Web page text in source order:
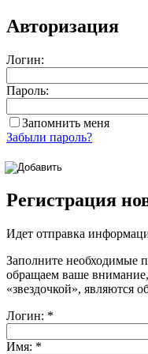
Авторизация
Логин:
Пароль:
Запомнить меня
Забыли пароль?
Регистрация
Идет отправка
Заполните необходимые
обращаем ваше
«звездочкой», являются
Логин: *
Имя: *